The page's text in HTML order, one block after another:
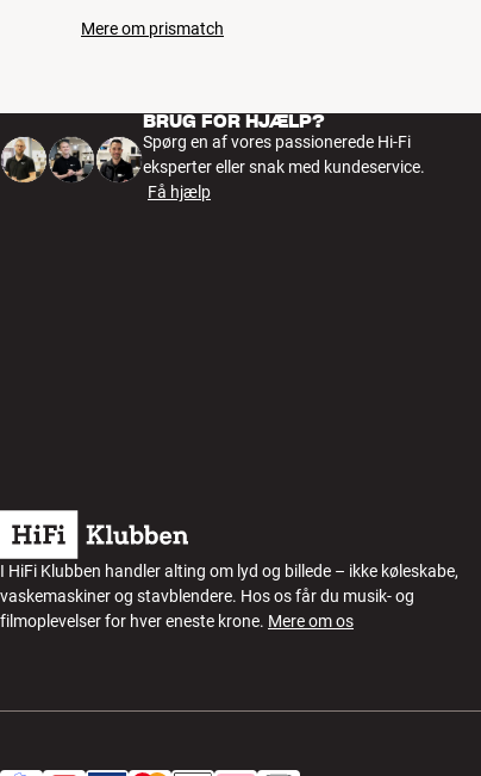
Mere om prismatch
BRUG FOR HJÆLP?
Spørg en af vores passionerede Hi-Fi
eksperter eller snak med kundeservice.
Få hjælp
I HiFi Klubben handler alting om lyd og billede – ikke køleskabe,
vaskemaskiner og stavblendere. Hos os får du musik- og
filmoplevelser for hver eneste krone. Mere om os